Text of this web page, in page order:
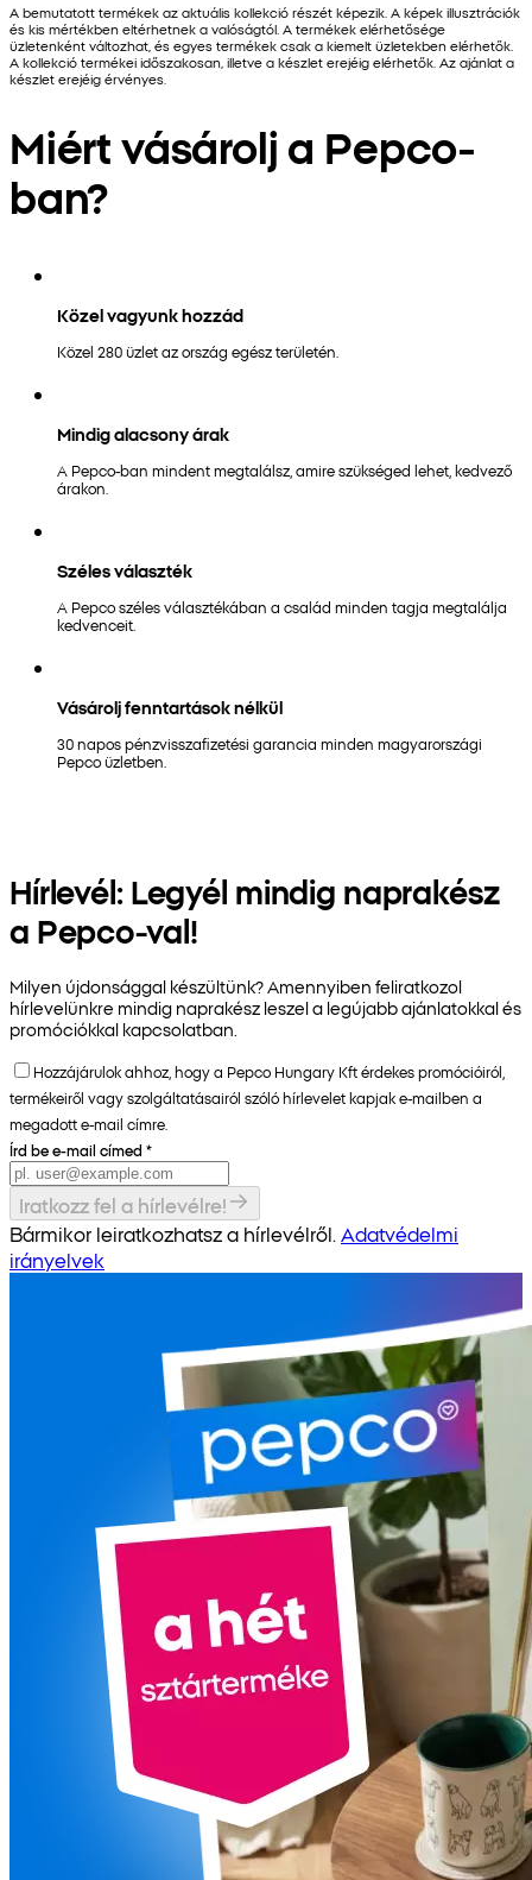
A bemutatott termékek az aktuális kollekció részét képezik. A képek illusztrációk
és kis mértékben eltérhetnek a valóságtól. A termékek elérhetősége
üzletenként változhat, és egyes termékek csak a kiemelt üzletekben elérhetők.
A kollekció termékei időszakosan, illetve a készlet erejéig elérhetők. Az ajánlat a
készlet erejéig érvényes.
Miért vásárolj a Pepco-
ban?
Közel vagyunk hozzád
Közel 280 üzlet az ország egész területén.
Mindig alacsony árak
A Pepco-ban mindent megtalálsz, amire szükséged lehet, kedvező
árakon.
Széles választék
A Pepco széles választékában a család minden tagja megtalálja
kedvenceit.
Vásárolj fenntartások nélkül
30 napos pénzvisszafizetési garancia minden magyarországi
Pepco üzletben.
Hírlevél: Legyél mindig naprakész
a Pepco-val!
Milyen újdonsággal készültünk? Amennyiben feliratkozol
hírlevelünkre mindig naprakész leszel a legújabb ajánlatokkal és
promóciókkal kapcsolatban.
Hozzájárulok ahhoz, hogy a Pepco Hungary Kft érdekes promócióiról,
termékeiről vagy szolgáltatásairól szóló hírlevelet kapjak e-mailben a
megadott e-mail címre.
Írd be e-mail címed *
Iratkozz fel a hírlevélre!
Bármikor leiratkozhatsz a hírlevélről. Adatvédelmi
irányelvek